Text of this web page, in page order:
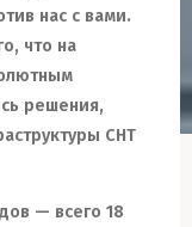
нас с вами.
, что на
решения,
СНТ
— всего 18